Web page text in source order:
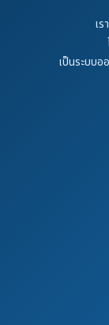
เ
เป็นระบบ